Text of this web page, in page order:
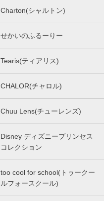
Charton(シャルトン)
せかいのふるーりー
Tearis(ティアリス)
CHALOR(チャロル)
Chuu Lens(チューレンズ)
Disney ディズニープリンセス
コレクション
too cool for school(トゥークー
ルフォースクール)